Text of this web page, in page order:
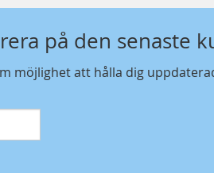
på den senaste
möjlighet att hålla dig